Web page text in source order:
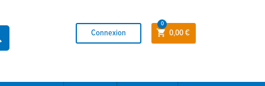
Connexion  0,00 €
0